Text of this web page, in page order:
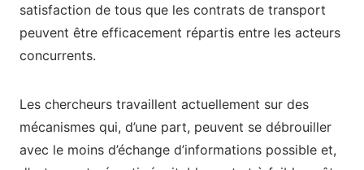
satisfaction de tous que les contrats de transport
peuvent être efficacement répartis entre les acteurs
concurrents.
Les chercheurs travaillent actuellement sur des
mécanismes qui, d’une part, peuvent se débrouiller
avec le moins d’échange d’informations possible et,